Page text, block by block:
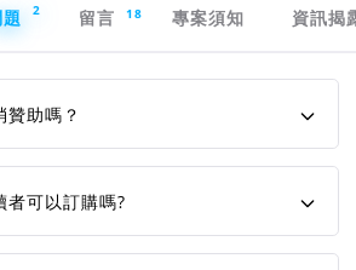
2 留言 18 專案須知 資訊揭
贊助嗎？
者可以訂購嗎?